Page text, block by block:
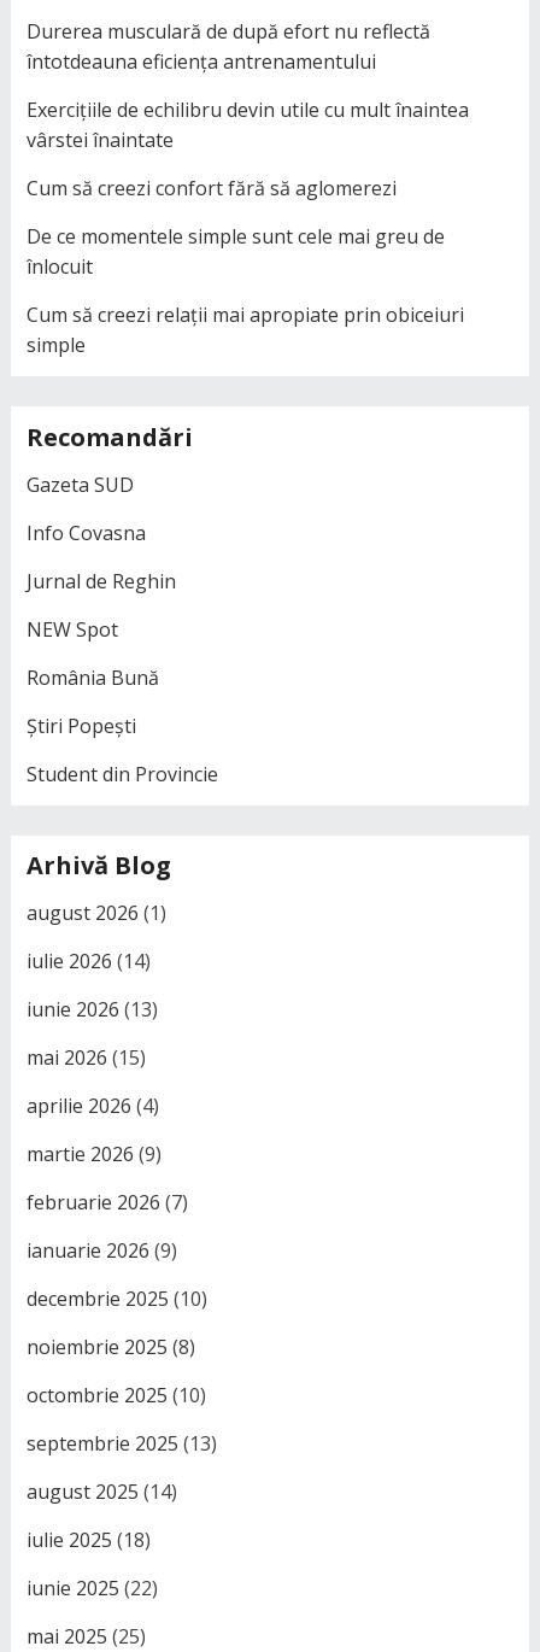
Durerea musculară de după efort nu reflectă
întotdeauna eficiența antrenamentului
Exercițiile de echilibru devin utile cu mult înaintea
vârstei înaintate
Cum să creezi confort fără să aglomerezi
De ce momentele simple sunt cele mai greu de
înlocuit
Cum să creezi relații mai apropiate prin obiceiuri
simple
Recomandări
Gazeta SUD
Info Covasna
Jurnal de Reghin
NEW Spot
România Bună
Știri Popești
Student din Provincie
Arhivă Blog
august 2026 (1)
iulie 2026 (14)
iunie 2026 (13)
mai 2026 (15)
aprilie 2026 (4)
martie 2026 (9)
februarie 2026 (7)
ianuarie 2026 (9)
decembrie 2025 (10)
noiembrie 2025 (8)
octombrie 2025 (10)
septembrie 2025 (13)
august 2025 (14)
iulie 2025 (18)
iunie 2025 (22)
mai 2025 (25)